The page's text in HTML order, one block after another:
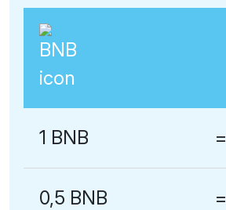
1 BNB =
0,5 BNB =